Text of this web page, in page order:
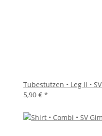
Tubestutzen • Leg II •
5,90 € *